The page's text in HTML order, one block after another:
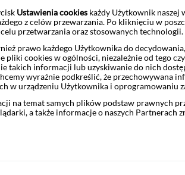
szkół,
ochrony zdrowia:
Ustawienia cookies każdy Użytkownik naszej
z celów przewarzania. Po kliknięciu w
przetwarzania oraz stosowanych technologii.
prawo każdego Użytkownika do
pliki cookies w ogólności, niezależnie od tego
takich informacji lub uzyskiwanie do nich
wyraźnie podkreślić, że przechowywana
w urządzeniu Użytkownika i oprogramowaniu
na temat samych plików podstaw prawnych
a także informacje o naszych Partnerach